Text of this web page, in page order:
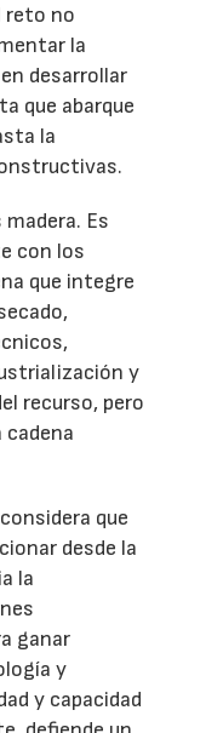
reto no
la
desarrollar
que abarque
la
Es
con los
que integre
y
recurso, pero
que
desde la
la
ganar
y
y capacidad